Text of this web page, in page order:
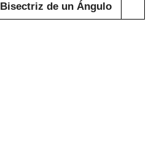
Bisectriz de un Ángulo